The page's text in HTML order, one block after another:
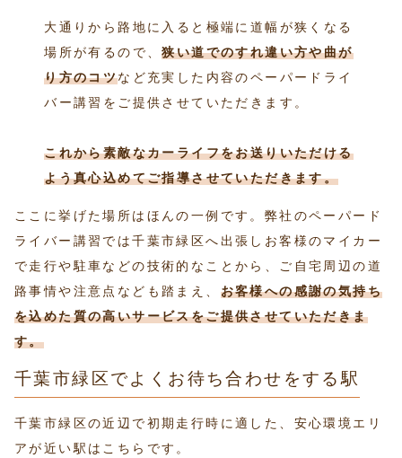
大通りから路地に入ると極端に道幅が狭くなる
場所が有るので、狭い道でのすれ違い方や曲が
り方のコツなど充実した内容のペーパードライ
バー講習をご提供させていただきます。
これから素敵なカーライフをお送りいただける
よう真心込めてご指導させていただきます。
ここに挙げた場所はほんの一例です。弊社のペーパード
ライバー講習では千葉市緑区へ出張しお客様のマイカー
で走行や駐車などの技術的なことから、ご自宅周辺の道
路事情や注意点なども踏まえ、 お客様への感謝の気持ち
を込めた質の高いサービスをご提供させていただきま
す。
千葉市緑区でよくお待ち合わせをする駅
千葉市緑区の近辺で初期走行時に適した、安心環境エリ
アが近い駅はこちらです。